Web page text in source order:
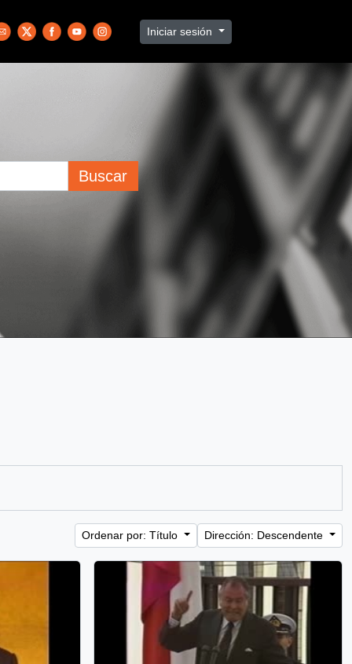
Iniciar sesión
Buscar
Ordenar por: Título Dirección: Descendente